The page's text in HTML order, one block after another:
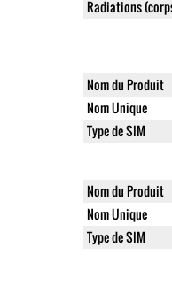
Radiations
Nom du Produit
Nom Unique
Type de SIM
Nom du Produit
Nom Unique
Type de SIM